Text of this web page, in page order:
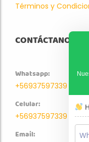
Términos y
CONTÁCTANOS
Whatsapp:
+56937597339
Celular:
+56937597339
Email: